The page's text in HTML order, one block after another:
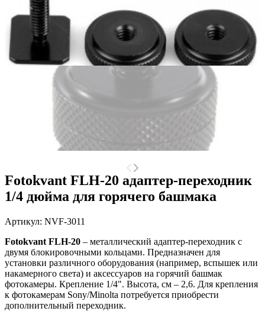
Fotokvant FLH-20 адаптер-переходник
1/4 дюйма для горячего башмака
Артикул: NVF-3011
Fotokvant FLH-20 – металлический адаптер-переходник с
двумя блокировочными кольцами. Предназначен для
установки различного оборудования (например, вспышек или
накамерного света) и аксессуаров на горячий башмак
фотокамеры. Крепление 1/4". Высота, см – 2,6. Для крепления
к фотокамерам Sony/Minolta потребуется приобрести
дополнительный переходник.